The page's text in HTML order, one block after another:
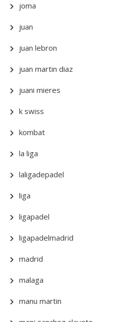
joma
juan
juan lebron
juan martin diaz
juani mieres
k swiss
kombat
la liga
laligadepadel
liga
ligapadel
ligapadelmadrid
madrid
malaga
manu martin